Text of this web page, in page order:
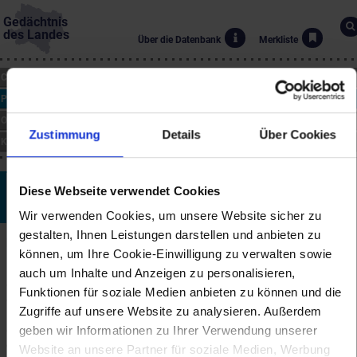
Zustimmung Details Über Cookies
Diese Webseite verwendet Cookies
Wir verwenden Cookies, um unsere Website sicher zu
gestalten, Ihnen Leistungen darstellen und anbieten zu
können, um Ihre Cookie-Einwilligung zu verwalten sowie
auch um Inhalte und Anzeigen zu personalisieren,
Funktionen für soziale Medien anbieten zu können und die
Zugriffe auf unsere Website zu analysieren. Außerdem
geben wir Informationen zu Ihrer Verwendung unserer
Website an unsere Partner für soziale Medien, Werbung
Gedächtnis
des Landes
Über die Datenbank Merkliste
PERSONEN
KUNST
Norbert Maringer
*26.11.1948
Biographie
Der frei schaffende Künstler Norbert Maringer wurde 1948 in Wien
geboren und lebt im Weinviertel. Von 1970 bis 1976 studierte er an
der Akademie der bildenden Künste in Wien (Diplom Medailleur
und Kleinplastik). Schwerpunkt seines Schaffens sind Projekte in
der Landschaft und im öffentlichen Raum. Seine Werke sind in
öffentlichem und privatem Besitz (Albertina, Landesregierung